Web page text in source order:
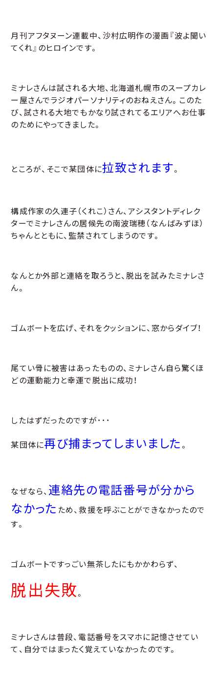
月刊アフタヌーン連載中、沙村広明作の漫画『波よ聞い
てくれ』のヒロインです。
ミナレさんは試される大地、北海道札幌市のスープカレ
ー屋さんでラジオパーソナリティのおねえさん。このた
び、試される大地でもかなり試されてるエリアへお仕事
のためにやってきました。
ところが、そこで某団体に拉致されます。
構成作家の久連子（くれこ）さん、アシスタントディレク
ターでミナレさんの居候先の南波瑞穂（なんばみずほ）
ちゃんとともに、監禁されてしまうのです。
なんとか外部と連絡を取ろうと、脱出を試みたミナレさ
ん。
ゴムボートを広げ、それをクッションに、窓からダイブ！
尾てい骨に被害はあったものの、ミナレさん自ら驚くほ
どの運動能力と幸運で脱出に成功！
したはずだったのですが･･･
某団体に再び捕まってしまいました。
なぜなら、 連絡先の電話番号が分から
なかった ため、救援を呼ぶことができなかったので
す。
ゴムボートですっごい無茶したにもかかわらず、
脱出失敗。
ミナレさんは普段、電話番号をスマホに記憶させてい
て、自分ではまったく覚えていなかったのです。